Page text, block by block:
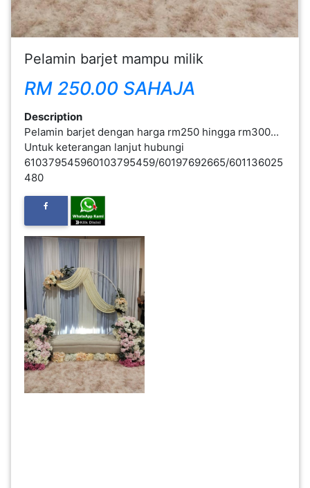
Pelamin barjet mampu milik
RM 250.00 SAHAJA
Description
Pelamin barjet dengan harga rm250 hingga rm300...
Untuk keterangan lanjut hubungi
610379545960103795459/60197692665/601136025
480
FESYEN
LELAKI(0)
MINYAK
WANGI(8)
PENDIDIKAN(19)
DERMA
DAN
TUDUNG(0)
ARTIKEL(14)
PEMBORONG(2)
PRODUK